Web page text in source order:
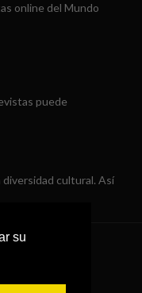
su
online del Mundo
puede
diversidad cultural. Así